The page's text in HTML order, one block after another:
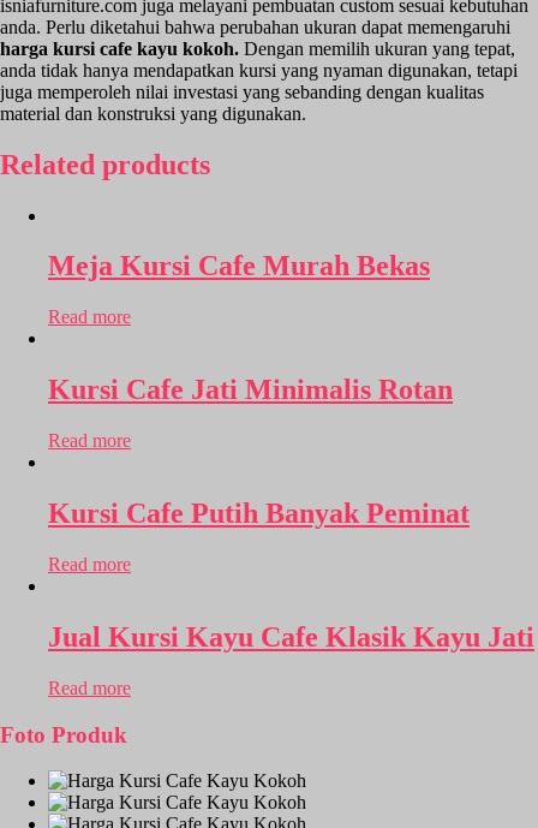
isniafurniture.com juga melayani pembuatan custom sesuai kebutuhan
anda. Perlu diketahui bahwa perubahan ukuran dapat memengaruhi
harga kursi cafe kayu kokoh. Dengan memilih ukuran yang tepat,
anda tidak hanya mendapatkan kursi yang nyaman digunakan, tetapi
juga memperoleh nilai investasi yang sebanding dengan kualitas
material dan konstruksi yang digunakan.
Related products
Meja Kursi Cafe Murah Bekas
Read more
Kursi Cafe Jati Minimalis Rotan
Read more
Kursi Cafe Putih Banyak Peminat
Read more
Jual Kursi Kayu Cafe Klasik Kayu Jati
Read more
Foto Produk